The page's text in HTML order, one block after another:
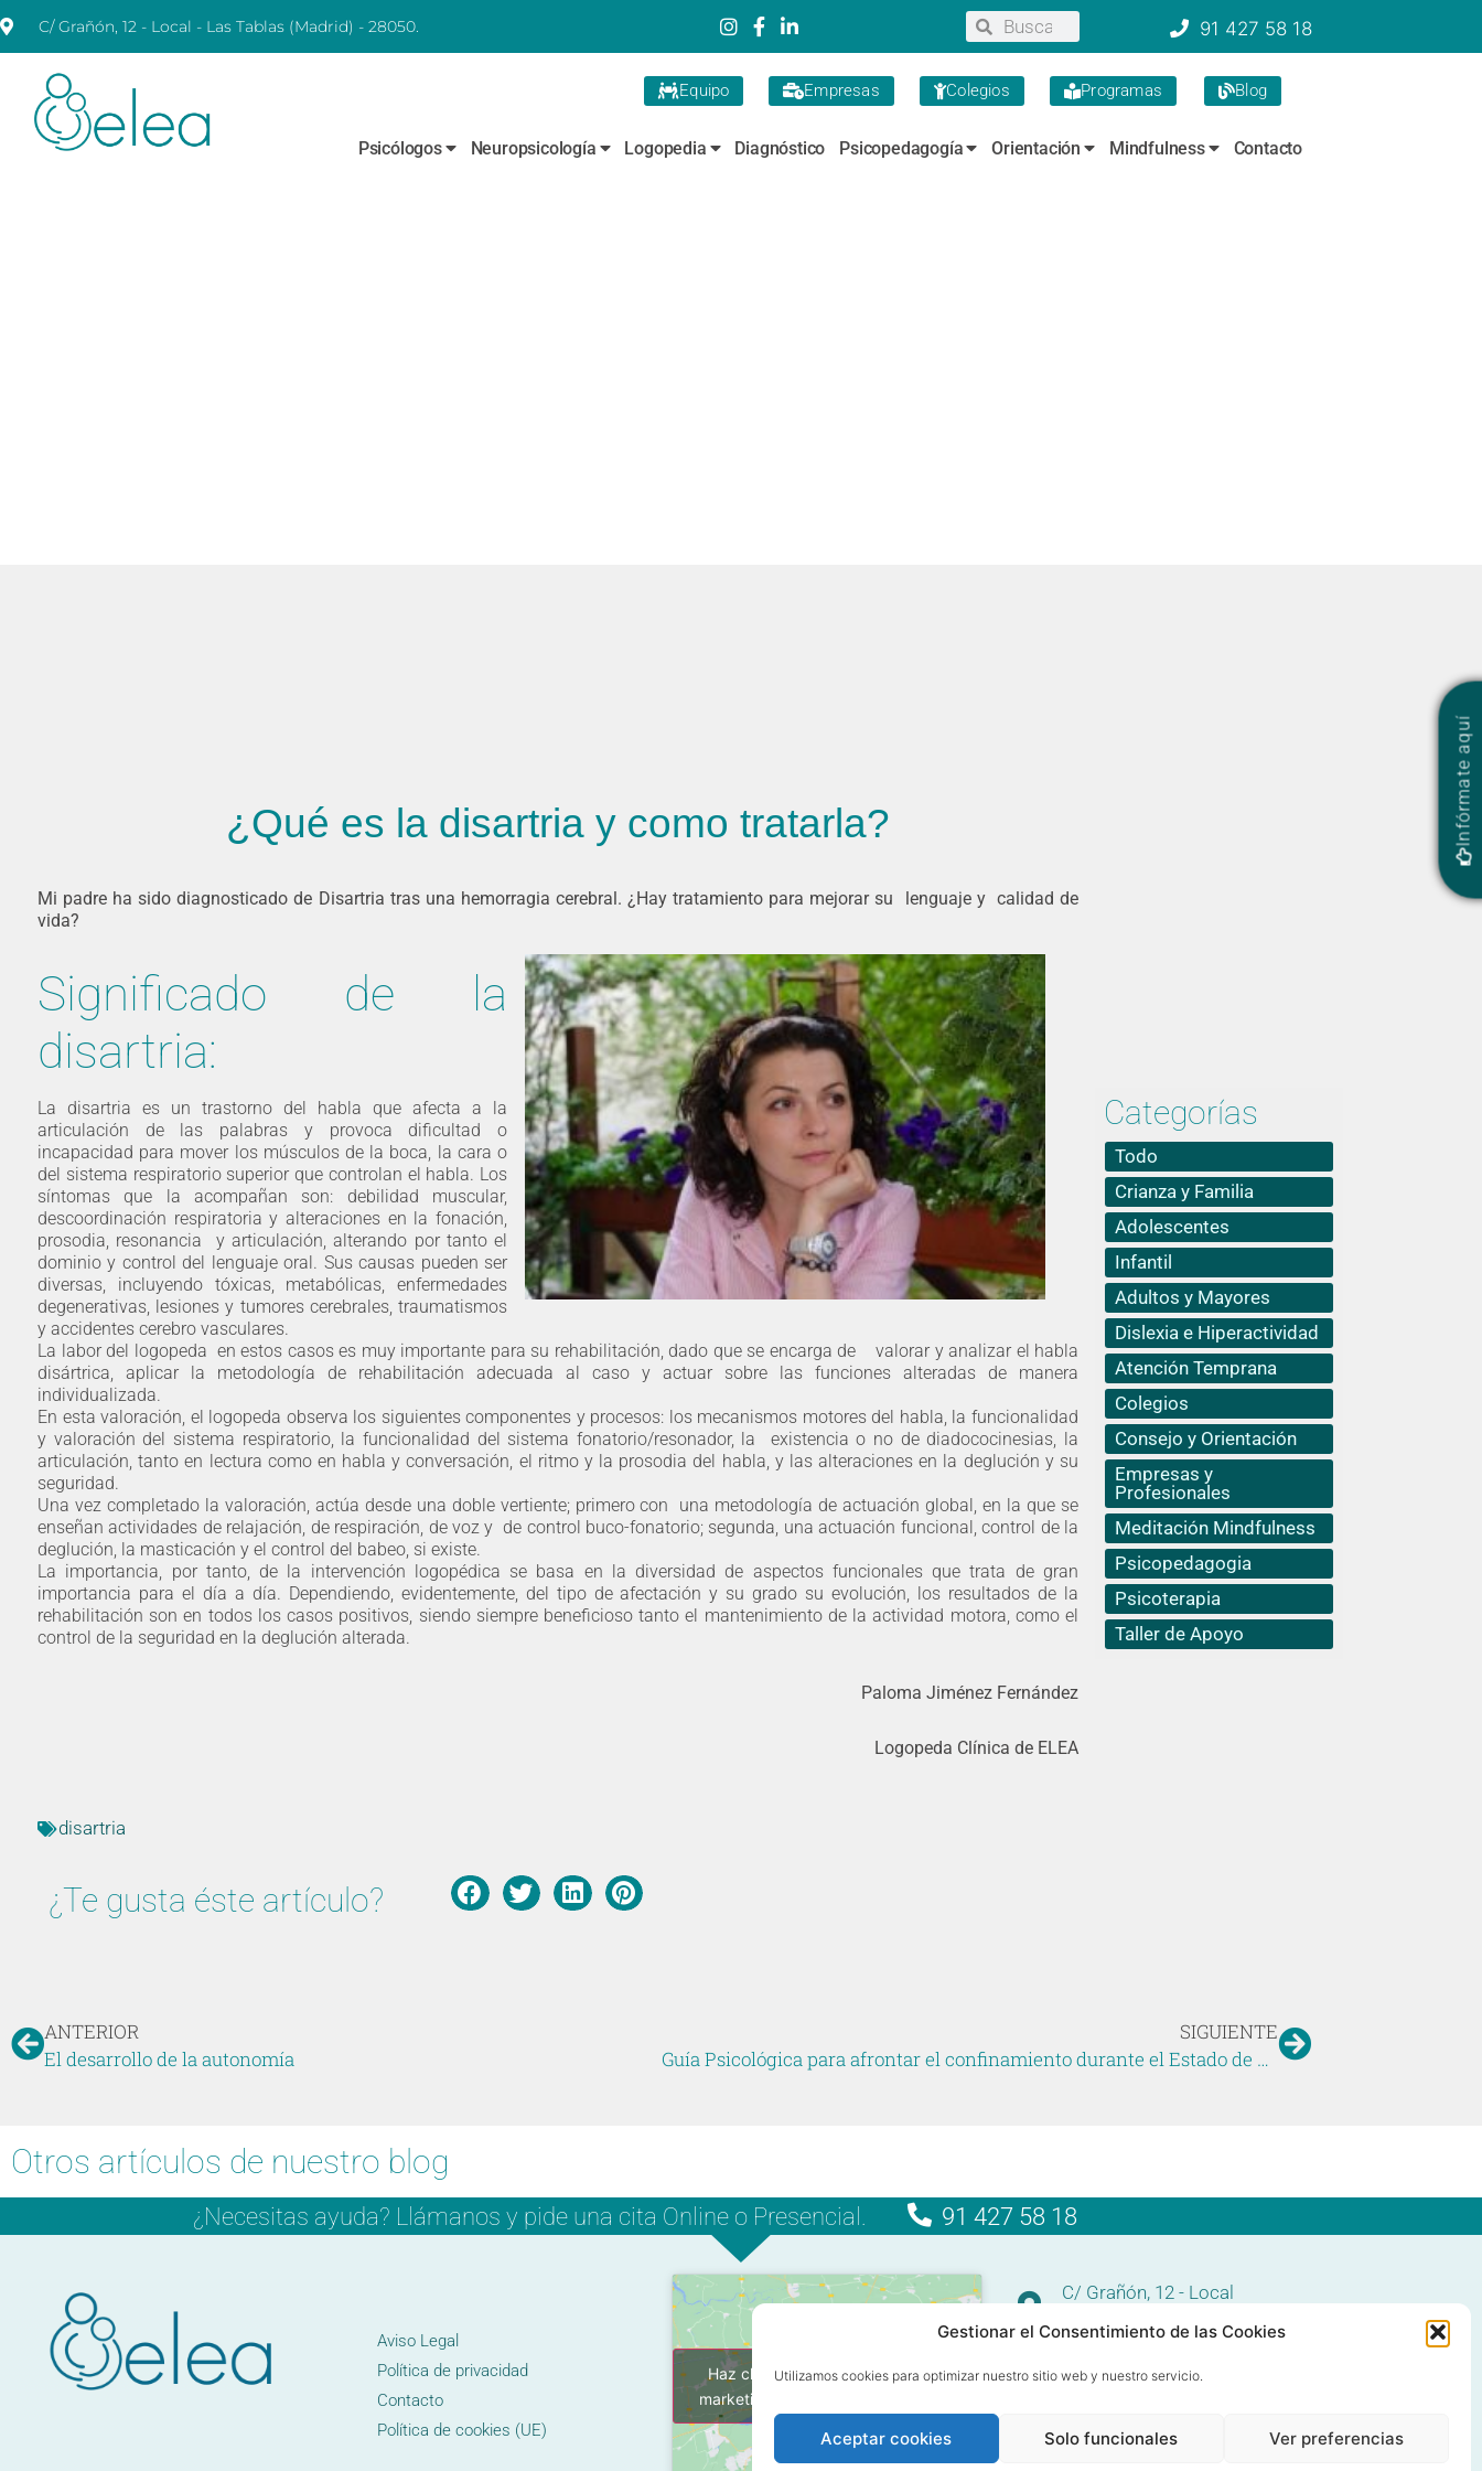
Gestionar el Consentimiento de las Cookies
Utilizamos cookies para optimizar nuestro sitio web y nuestro servicio.
Aceptar cookies Solo funcionales Ver preferencias
C/ Grañón, 12 - Local - Las Tablas (Madrid) - 28050. 91 427 58 18
Empresas Colegios Programas Blog
Equipo
Psicólogos Neuropsicología Logopedia Diagnóstico Psicopedagogía Orientación Mindfulness Contacto
¿Qué es la disartria y como tratarla?
Mi padre ha sido diagnosticado de Disartria tras una hemorragia cerebral. ¿Hay tratamiento para mejorar su lenguaje y calidad de
vida?
Significado de la
disartria:
La disartria es un trastorno del habla que afecta a la
articulación de las palabras y provoca dificultad o
incapacidad para mover los músculos de la boca, la cara o
del sistema respiratorio superior que controlan el habla. Los
síntomas que la acompañan son: debilidad muscular,
descoordinación respiratoria y alteraciones en la fonación,
prosodia, resonancia y articulación, alterando por tanto el
dominio y control del lenguaje oral. Sus causas pueden ser
diversas, incluyendo tóxicas, metabólicas, enfermedades
degenerativas, lesiones y tumores cerebrales, traumatismos
y accidentes cerebro vasculares.
La labor del logopeda en estos casos es muy importante para su rehabilitación, dado que se encarga de valorar y analizar el habla
disártrica, aplicar la metodología de rehabilitación adecuada al caso y actuar sobre las funciones alteradas de manera
individualizada.
En esta valoración, el logopeda observa los siguientes componentes y procesos: los mecanismos motores del habla, la funcionalidad
y valoración del sistema respiratorio, la funcionalidad del sistema fonatorio/resonador, la existencia o no de diadococinesias, la
articulación, tanto en lectura como en habla y conversación, el ritmo y la prosodia del habla, y las alteraciones en la deglución y su
seguridad.
Una vez completado la valoración, actúa desde una doble vertiente; primero con una metodología de actuación global, en la que se
enseñan actividades de relajación, de respiración, de voz y de control buco-fonatorio; segunda, una actuación funcional, control de la
deglución, la masticación y el control del babeo, si existe.
La importancia, por tanto, de la intervención logopédica se basa en la diversidad de aspectos funcionales que trata de gran
importancia para el día a día. Dependiendo, evidentemente, del tipo de afectación y su grado su evolución, los resultados de la
rehabilitación son en todos los casos positivos, siendo siempre beneficioso tanto el mantenimiento de la actividad motora, como el
control de la seguridad en la deglución alterada.
Paloma Jiménez Fernández
Logopeda Clínica de ELEA
disartria
¿Te gusta éste artículo?
Categorías
Todo
Crianza y Familia
Adolescentes
Infantil
Adultos y Mayores
Dislexia e Hiperactividad
Atención Temprana
Colegios
Consejo y Orientación
Empresas y
Profesionales
Meditación Mindfulness
Psicopedagogia
Psicoterapia
Taller de Apoyo
ANTERIOR
El desarrollo de la autonomía
SIGUIENTE
Guía Psicológica para afrontar el confinamiento durante el Estado de Alarma
Otros artículos de nuestro blog
¿Necesitas ayuda? Llámanos y pide una cita Online o Presencial. 91 427 58 18
Aviso Legal
Política de privacidad
Contacto
Política de cookies (UE)
Haz clic para aceptar cookies de
marketing y permitir este contenido
C/ Grañón, 12 - Local
28050 Las Tablas - Madrid
Infórmate aquí